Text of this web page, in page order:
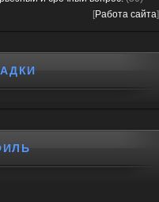
[Работа сайта]